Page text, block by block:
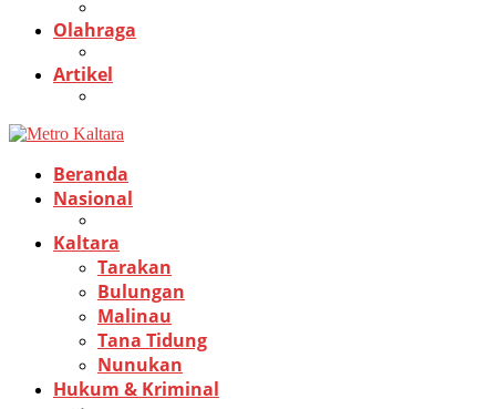
Olahraga
Artikel
Beranda
Nasional
Kaltara
Tarakan
Bulungan
Malinau
Tana Tidung
Nunukan
Hukum & Kriminal